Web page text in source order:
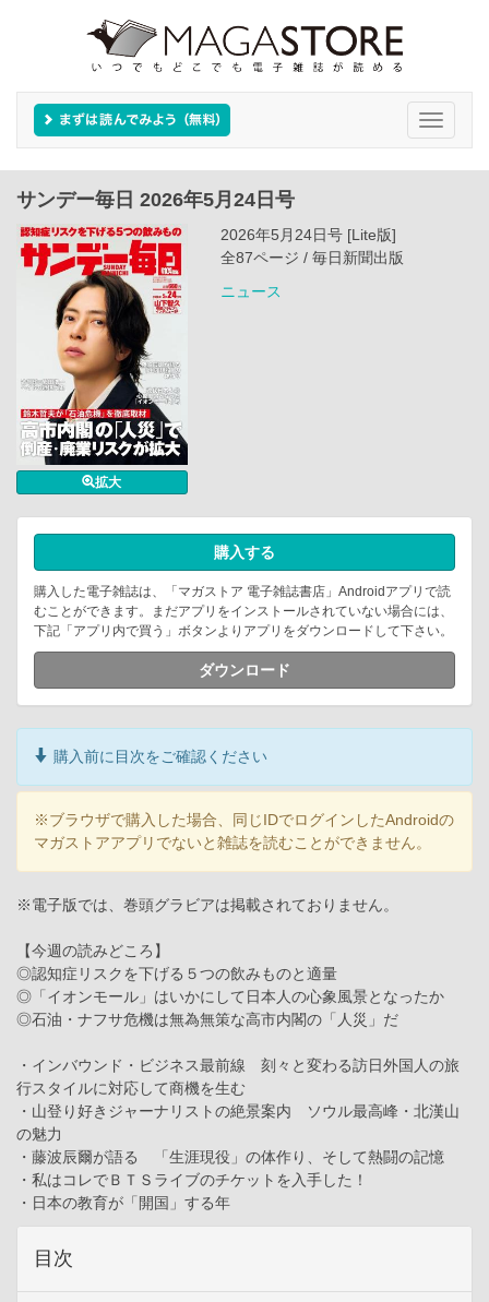
Toggle
サンデー毎日 2026年5月24日号
拡大
2026年5月24日号 [Lite版]
全87ページ / 毎日新聞出版
ニュース
購入する
購入した電子雑誌は、「マガストア 電子雑誌書店」Androidアプリで読
むことができます。まだアプリをインストールされていない場合には、
下記「アプリ内で買う」ボタンよりアプリをダウンロードして下さい。
ダウンロード
購入前に目次をご確認ください
※ブラウザで購入した場合、同じIDでログインしたAndroidの
マガストアアプリでないと雑誌を読むことができません。
※電子版では、巻頭グラビアは掲載されておりません。
【今週の読みどころ】
◎認知症リスクを下げる５つの飲みものと適量
◎「イオンモール」はいかにして日本人の心象風景となったか
◎石油・ナフサ危機は無為無策な高市内閣の「人災」だ
・インバウンド・ビジネス最前線 刻々と変わる訪日外国人の旅
行スタイルに対応して商機を生む
・山登り好きジャーナリストの絶景案内 ソウル最高峰・北漢山
の魅力
・藤波辰爾が語る 「生涯現役」の体作り、そして熱闘の記憶
・私はコレでＢＴＳライブのチケットを入手した！
・日本の教育が「開国」する年
目次